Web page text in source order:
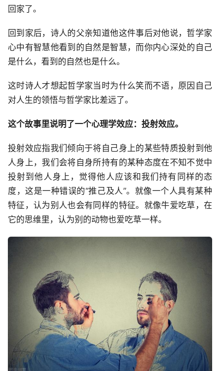
回家了。
回到家后，诗人的父亲知道他这件事后对他说，哲学家
心中有智慧他看到的自然是智慧，而你内心深处的自己
是什么，看到的自然也是什么。
这时诗人才想起哲学家当时为什么笑而不语，原因自己
对人生的领悟与哲学家比差远了。
这个故事里说明了一个心理学效应：投射效应。
投射效应指我们倾向于将自己身上的某些特质投射到他
人身上，我们会将自身所持有的某种态度在不知不觉中
投射到他人身上，觉得他人应该和我们持有同样的态
度，这是一种错误的“推己及人”。就像一个人具有某种
特征，认为别人也会有同样的特征。就像牛爱吃草，在
它的思维里，认为别的动物也爱吃草一样。